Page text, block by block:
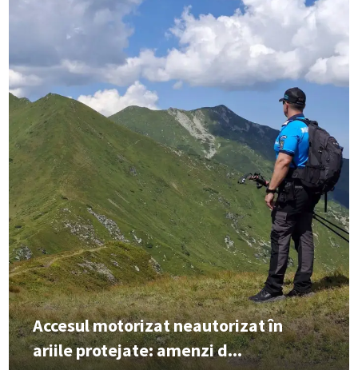
Accesul motorizat neautorizat în
ariile protejate: amenzi d...